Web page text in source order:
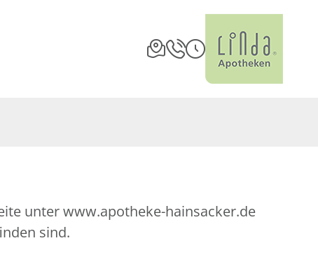
unter www.apotheke-hainsacker.de
sind.